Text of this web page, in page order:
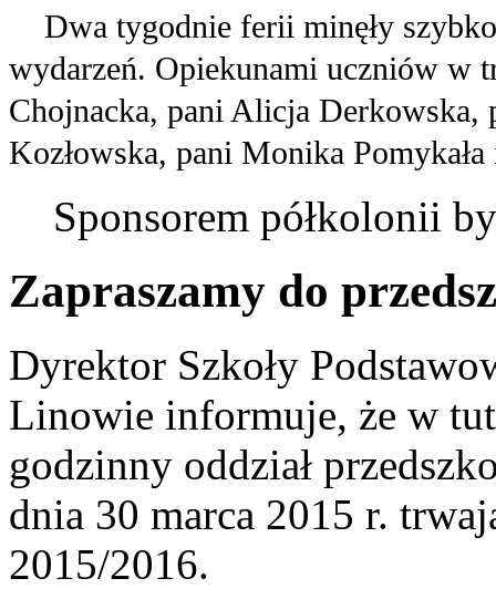
Dwa tygodnie ferii minęły
wydarzeń. Opiekunami uczniów w
Chojnacka, pani Alicja Derkowska,
Kozłowska, pani Monika
Sponsorem półkolonii
Zapraszamy do
Dyrektor Szkoły
Linowie informuje, że w
godzinny oddział
dnia 30 marca 2015 r.
2015/2016.